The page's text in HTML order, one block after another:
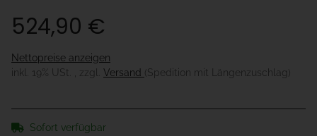
524,90 €
Nettopreise anzeigen
inkl. 19% USt. , zzgl. Versand (Spedition mit Längenzuschlag)
Sofort verfügbar